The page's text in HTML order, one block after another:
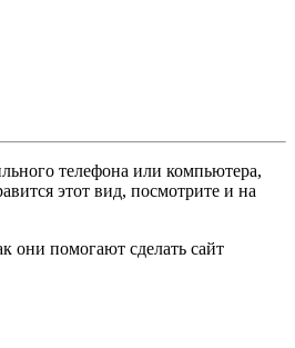
телефона или компьютера,
этот вид, посмотрите и на
они помогают сделать сайт